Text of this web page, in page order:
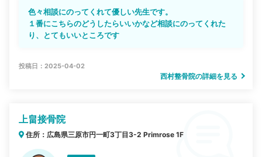
色々相談にのってくれて優しい先生です。
１番にこちらのどうしたらいいかなど相談にのってくれた
り、とてもいいところです
投稿日：2025-04-02
西村整骨院の詳細を見る
上畠接骨院
住所：広島県三原市円一町3丁目3-2 Primrose 1F